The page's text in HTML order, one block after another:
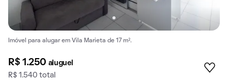
Imóvel para alugar em Vila Marieta de 17 m².
R$ 1.250 aluguel
R$ 1.540 total